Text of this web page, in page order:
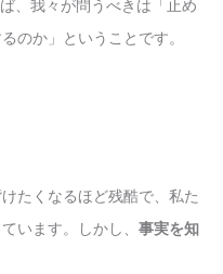
、我々が問うべきは「止め
のか」ということです。
たくなるほど残酷で、私た
います。しかし、 事実を知